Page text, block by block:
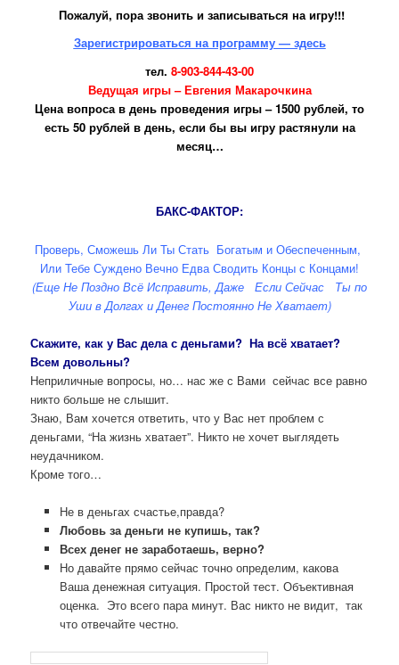
Пожалуй, пора звонить и записываться на игру!!!
Зарегистрироваться на программу — здесь
тел. 8-903-844-43-00
Ведущая игры – Евгения Макарочкина
Цена вопроса в день проведения игры – 1500 рублей, то
есть 50 рублей в день, если бы вы игру растянули на
месяц…
БАКС-ФАКТОР:
Проверь, Сможешь Ли Ты Стать Богатым и Обеспеченным,
Или Тебе Суждено Вечно Едва Сводить Концы с Концами!
(Еще Не Поздно Всё Исправить, Даже Если Сейчас Ты по
Уши в Долгах и Денег Постоянно Не Хватает)
Скажите, как у Вас дела с деньгами? На всё хватает?
Всем довольны?
Неприличные вопросы, но… нас же с Вами сейчас все равно
никто больше не слышит.
Знаю, Вам хочется ответить, что у Вас нет проблем с
деньгами, “На жизнь хватает”. Никто не хочет выглядеть
неудачником.
Кроме того…
Не в деньгах счастье,правда?
Любовь за деньги не купишь, так?
Всех денег не заработаешь, верно?
Но давайте прямо сейчас точно определим, какова
Ваша денежная ситуация. Простой тест. Объективная
оценка. Это всего пара минут. Вас никто не видит, так
что отвечайте честно.